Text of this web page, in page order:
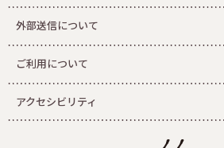
外部送信について
ご利用について
アクセシビリティ